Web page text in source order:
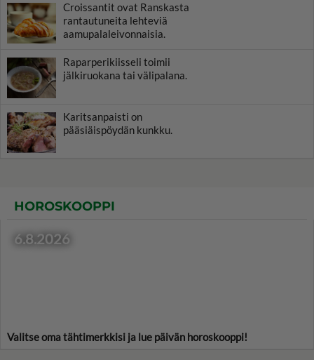
Croissantit ovat Ranskasta
rantautuneita lehteviä
aamupalaleivonnaisia.
Raparperikiisseli toimii
jälkiruokana tai välipalana.
Karitsanpaisti on
pääsiäispöydän kunkku.
HOROSKOOPPI
6.8.2026
Valitse oma tähtimerkkisi ja lue päivän horoskooppi!